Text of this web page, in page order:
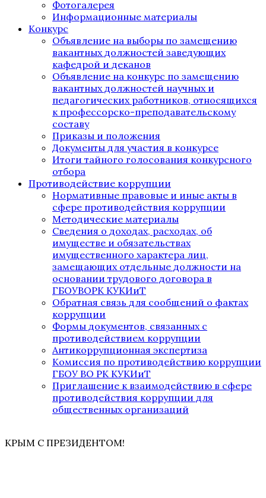
Фотогалерея
Информационные материалы
Конкурс
Объявление на выборы по замещению
вакантных должностей заведующих
кафедрой и деканов
Объявление на конкурс по замещению
вакантных должностей научных и
педагогических работников, относящихся
к профессорско-преподавательскому
составу
Приказы и положения
Документы для участия в конкурсе
Итоги тайного голосования конкурсного
отбора
Противодействие коррупции
Нормативные правовые и иные акты в
сфере противодействия коррупции
Методические материалы
Сведения о доходах, расходах, об
имуществе и обязательствах
имущественного характера лиц,
замещающих отдельные должности на
основании трудового договора в
ГБОУВОРК КУКИиТ
Обратная связь для сообщений о фактах
коррупции
Формы документов, связанных с
противодействием коррупции
Антикоррупционная экспертиза
Комиссия по противодействию коррупции
ГБОУ ВО РК КУКИиТ
Приглашение к взаимодействию в сфере
противодействия коррупции для
общественных организаций
КРЫМ С ПРЕЗИДЕНТОМ!